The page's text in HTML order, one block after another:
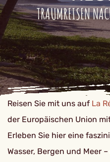
TRAUMREISEN
Reisen Sie mit uns auf La
der Europäischen Union
Erleben Sie hier eine
Wasser, Bergen und Meer